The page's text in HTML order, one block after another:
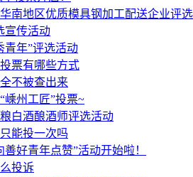
南地区优质模具钢加工配送企业评
宣传活动
青年”评选活动
票有哪些方式
不被查出来
嵊州工匠”投票~
白酒酿酒师评选活动
能投一次吗
善好青年点赞”活动开始啦！
投诉